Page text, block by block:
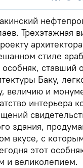
Трехэтажная
стиле
ставший
Баку,
величию и
интерьера
здания,
вкусе, с
этот
и великолепием.